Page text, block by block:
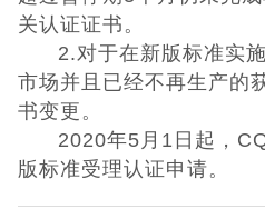
其它认证
收起菜单
关认证证书。
2.对于在新版标准实施
市场并且已经不再生产的
书变更。
2020年5月1日起，
版标准受理认证申请。